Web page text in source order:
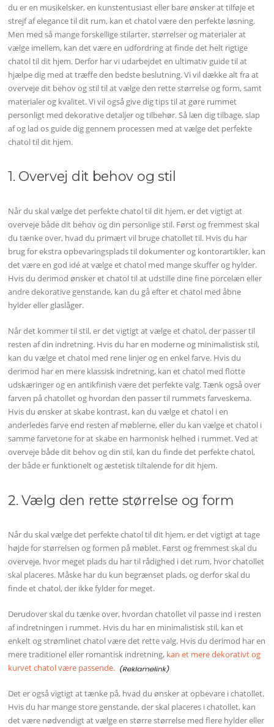
du er en musikelsker, en kunstentusiast eller bare ønsker at tilføje et
strejf af elegance til dit rum, kan et chatol være den perfekte løsning.
Men med så mange forskellige stilarter, størrelser og materialer at
vælge imellem, kan det være en udfordring at finde det helt rigtige
chatol til dit hjem. Derfor har vi udarbejdet en ultimativ guide til at
hjælpe dig med at træffe den bedste beslutning. Vi vil dække alt fra at
overveje dit behov og stil til at vælge den rette størrelse og form, samt
materialer og kvalitet. Vi vil også give dig tips til at gøre rummet
personligt med dekorative detaljer og tilbehør. Så læn dig tilbage, slap
af og lad os guide dig gennem processen med at vælge det perfekte
chatol til dit hjem.
1. Overvej dit behov og stil
Når du skal vælge det perfekte chatol til dit hjem, er det vigtigt at
overveje både dit behov og din personlige stil. Først og fremmest skal
du tænke over, hvad du primært vil bruge chatollet til. Hvis du har
brug for ekstra opbevaringsplads til dokumenter og kontorartikler, kan
det være en god idé at vælge et chatol med mange skuffer og hylder.
Hvis du derimod ønsker et chatol til at udstille dine fine porcelæn eller
andre dekorative genstande, kan du gå efter et chatol med åbne
hylder eller glaslåger.
Når det kommer til stil, er det vigtigt at vælge et chatol, der passer til
resten af din indretning. Hvis du har en moderne og minimalistisk stil,
kan du vælge et chatol med rene linjer og en enkel farve. Hvis du
derimod har en mere klassisk indretning, kan et chatol med flotte
udskæringer og en antikfinish være det perfekte valg. Tænk også over
farven på chatollet og hvordan den passer til rummets farveskema.
Hvis du ønsker at skabe kontrast, kan du vælge et chatol i en
anderledes farve end resten af møblerne, eller du kan vælge et chatol i
samme farvetone for at skabe en harmonisk helhed i rummet. Ved at
overveje både dit behov og din stil, kan du finde det perfekte chatol,
der både er funktionelt og æstetisk tiltalende for dit hjem.
2. Vælg den rette størrelse og form
Når du skal vælge det perfekte chatol til dit hjem, er det vigtigt at tage
højde for størrelsen og formen på møblet. Først og fremmest skal du
overveje, hvor meget plads du har til rådighed i det rum, hvor chatollet
skal placeres. Måske har du kun begrænset plads, og derfor skal du
finde et chatol, der ikke fylder for meget.
Derudover skal du tænke over, hvordan chatollet vil passe ind i resten
af indretningen i rummet. Hvis du har en minimalistisk stil, kan et
enkelt og strømlinet chatol være det rette valg. Hvis du derimod har en
mere traditionel eller romantisk indretning, kan et mere dekorativt og
kurvet chatol være passende.
Det er også vigtigt at tænke på, hvad du ønsker at opbevare i chatollet.
Hvis du har mange store genstande, der skal placeres i chatollet, kan
det være nødvendigt at vælge en større størrelse med flere hylder eller